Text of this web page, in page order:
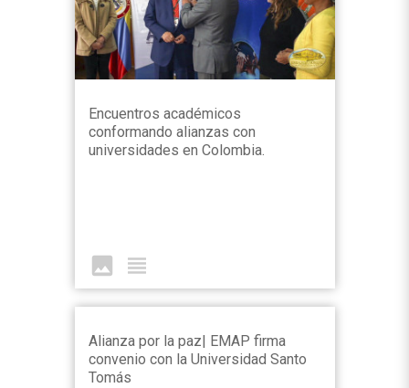
Encuentros académicos
conformando alianzas con
universidades en Colombia.
image view_headline
Alianza por la paz| EMAP firma
convenio con la Universidad Santo
Tomás